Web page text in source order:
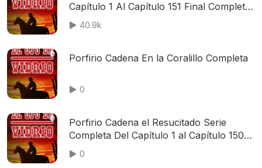
Capítulo 1 Al Capítulo 151 Final Completa
y Audio Original 32 Kbps Grabada En El
Año De 1971 Audio Reparado En Minuto
40.9k
Porfirio Cadena En la Coralillo Completa
0
Porfirio Cadena el Resucitado Serie
Completa Del Capítulo 1 al Capítulo 150
Final 44000Hz 128Kbps
0